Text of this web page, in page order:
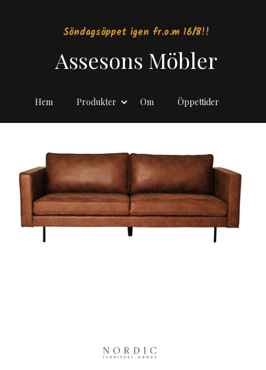
Söndagsöppet igen fr.o.m 16/8!!
Assesons Möbler
Hem Produkter Om Öppettider